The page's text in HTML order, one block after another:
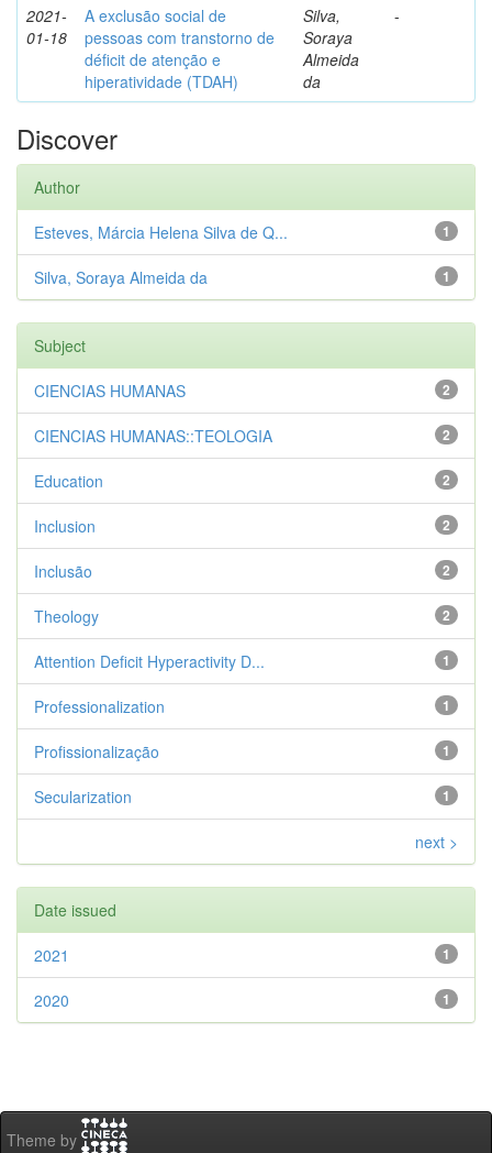
2021-
01-18
A exclusão social de
pessoas com transtorno de
déficit de atenção e
hiperatividade (TDAH)
Silva,
Soraya
Almeida
da
-
Discover
Author
1
Esteves, Márcia Helena Silva de Q...
1
Silva, Soraya Almeida da
Subject
2
CIENCIAS HUMANAS
2
CIENCIAS HUMANAS::TEOLOGIA
2
Education
2
Inclusion
2
Inclusão
2
Theology
1
Attention Deficit Hyperactivity D...
1
Professionalization
1
Profissionalização
1
Secularization
next >
Date issued
1
2021
1
2020
Theme by